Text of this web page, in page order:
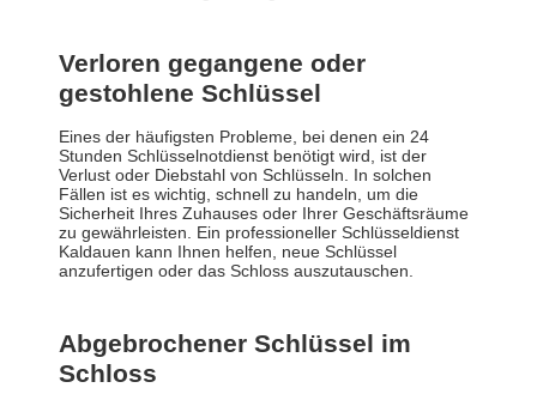
Verloren gegangene oder
gestohlene Schlüssel
Eines der häufigsten Probleme, bei denen ein 24
Stunden Schlüsselnotdienst benötigt wird, ist der
Verlust oder Diebstahl von Schlüsseln. In solchen
Fällen ist es wichtig, schnell zu handeln, um die
Sicherheit Ihres Zuhauses oder Ihrer Geschäftsräume
zu gewährleisten. Ein professioneller Schlüsseldienst
Kaldauen kann Ihnen helfen, neue Schlüssel
anzufertigen oder das Schloss auszutauschen.
Abgebrochener Schlüssel im
Schloss